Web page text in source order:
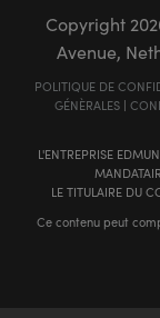
Copyright
Avenue,
POLITIQUE DE
GÉNÈRALES|
L'ENTREPRISE
LE TITULAIRE DU
Ce contenu peut